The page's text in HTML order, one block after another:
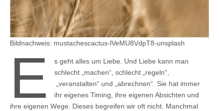
Bildnachweis: mustachescactus-lVeMU8VdpT8-unsplash
E
s geht alles um Liebe. Und Liebe kann man
schlecht „machen“, schlecht „regeln“,
„veranstalten“ und „abrechnen“. Sie hat immer
ihr eigenes Timing, ihre eigenen Absichten und
ihre eigenen Wege. Dieses begreifen wir oft nicht. Manchmal